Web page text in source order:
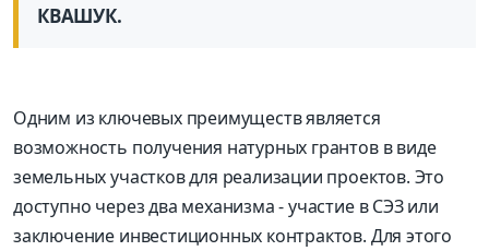
КВАШУК.
Одним из ключевых преимуществ является
возможность получения натурных грантов в виде
земельных участков для реализации проектов. Это
доступно через два механизма - участие в СЭЗ или
заключение инвестиционных контрактов. Для этого